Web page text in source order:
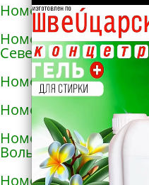
Номера телефонов
Номера телефонов
Северском
Номера телефонов
Номера телефонов
Номера телефонов
Волынском
Номера телефонов